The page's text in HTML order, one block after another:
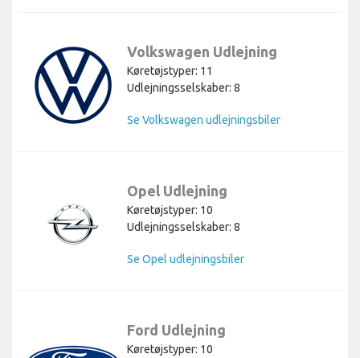
Volkswagen Udlejning
Køretøjstyper: 11
Udlejningsselskaber: 8
Se Volkswagen udlejningsbiler
Opel Udlejning
Køretøjstyper: 10
Udlejningsselskaber: 8
Se Opel udlejningsbiler
Ford Udlejning
Køretøjstyper: 10